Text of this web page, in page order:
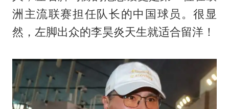
洲主流联赛担任队长的中国球员。很显
然，左脚出众的李昊炎天生就适合留洋！